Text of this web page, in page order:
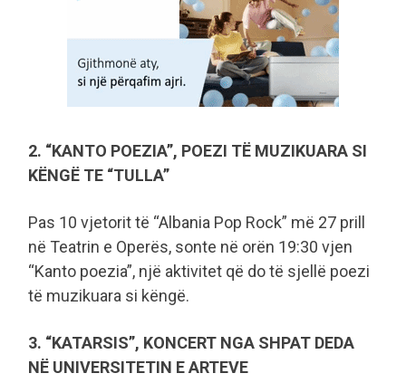
2. “KANTO POEZIA”, POEZI TË MUZIKUARA SI
KËNGË TE “TULLA”
Pas 10 vjetorit të “Albania Pop Rock” më 27 prill
në Teatrin e Operës, sonte në orën 19:30 vjen
“Kanto poezia”, një aktivitet që do të sjellë poezi
të muzikuara si këngë.
3. “KATARSIS”, KONCERT NGA SHPAT DEDA
NË UNIVERSITETIN E ARTEVE